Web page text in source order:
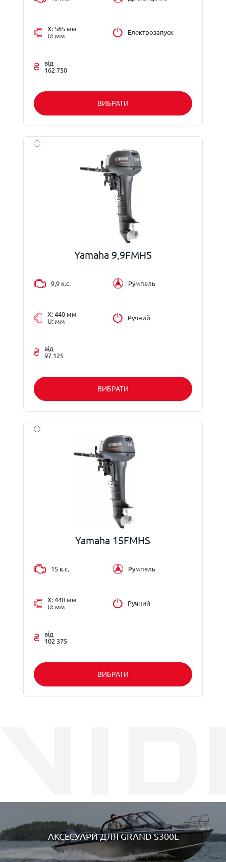
X: 565 мм
U: мм
Електрозапуск
від
162 750
ВИБРАТИ
Yamaha 9,9FMHS
9,9 к.с. Румпель
X: 440 мм
U: мм
Ручний
від
97 125
ВИБРАТИ
Yamaha 15FMHS
15 к.с. Румпель
X: 440 мм
U: мм
Ручний
від
102 375
ВИБРАТИ
АКСЕСУАРИ ДЛЯGRAND S300L